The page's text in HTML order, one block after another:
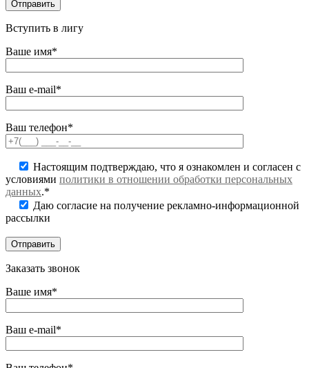
Вступить в лигу
Ваше имя*
Ваш e-mail*
Ваш телефон*
Настоящим подтверждаю, что я ознакомлен и согласен с
условиями политики в отношении обработки персональных
данных.*
Даю согласие на получение рекламно-информационной
рассылки
Заказать звонок
Ваше имя*
Ваш e-mail*